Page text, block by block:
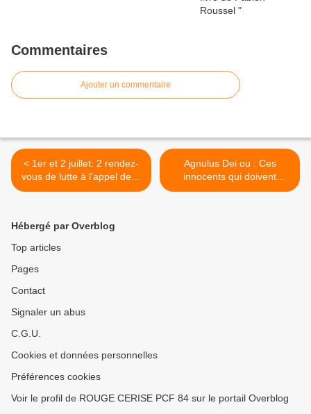
Commentaires
Ajouter un commentaire
< 1er et 2 juillet: 2 rendez-
vous de lutte à l'appel de la
CGT
Agnulus Dei ou : Ces
innocents qui doivent
sauver le Monde; >
Hébergé par Overblog
Top articles
Pages
Contact
Signaler un abus
C.G.U.
Cookies et données personnelles
Préférences cookies
Voir le profil de ROUGE CERISE PCF 84 sur le portail Overblog